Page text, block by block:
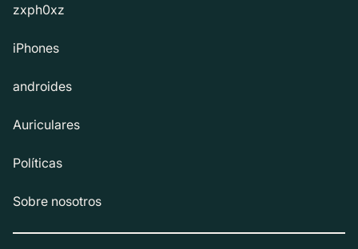
zxph0xz
iPhones
androides
Auriculares
Políticas
Sobre nosotros